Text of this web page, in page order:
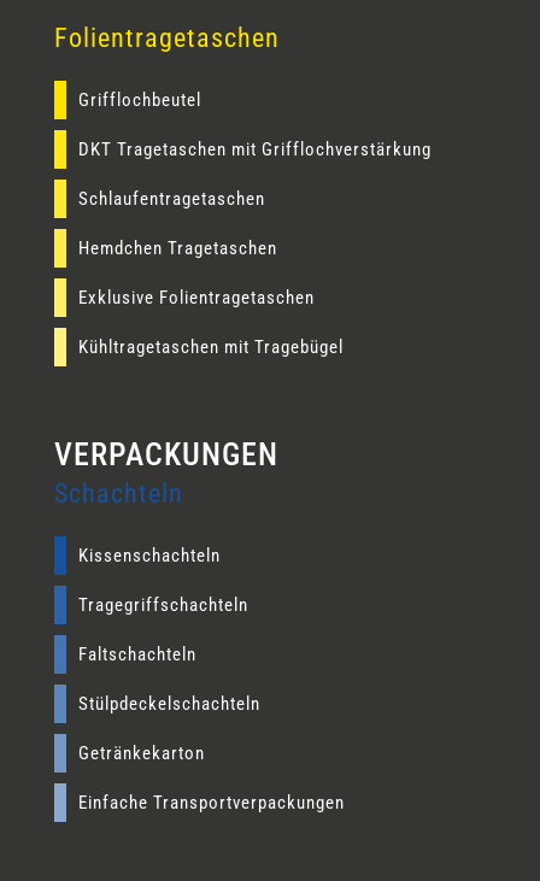
Folientragetaschen
Grifflochbeutel
DKT Tragetaschen mit Grifflochverstärkung
Schlaufentragetaschen
Hemdchen Tragetaschen
Exklusive Folientragetaschen
Kühltragetaschen mit Tragebügel
Schachteln
Kissenschachteln
Tragegriffschachteln
Faltschachteln
Stülpdeckelschachteln
Getränkekarton
Einfache Transportverpackungen